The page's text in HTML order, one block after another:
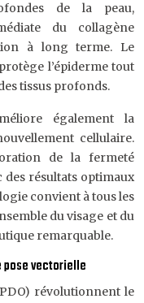
de la peau,
du collagène
à long terme. Le
l’épiderme tout
tissus profonds.
également la
cellulaire.
de la fermeté
des résultats optimaux
convient à tous les
du visage et du
remarquable.
pose vectorielle
révolutionnent le